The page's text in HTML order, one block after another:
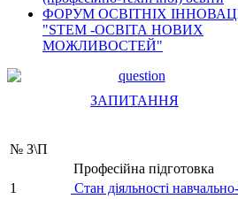
ФОРУМ ОСВІТНІХ
"STEM -ОСВІТА НОВИХ
МОЖЛИВОСТЕЙ"
ЗАПИТАННЯ
№ З\П
Професійна підготовка
1
Стан діяльності